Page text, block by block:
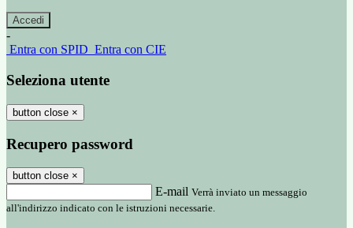
-
Entra con SPID Entra con CIE
Seleziona utente
button close ×
Recupero password
button close ×
E-mail Verrà inviato un messaggio
all'indirizzo indicato con le istruzioni necessarie.